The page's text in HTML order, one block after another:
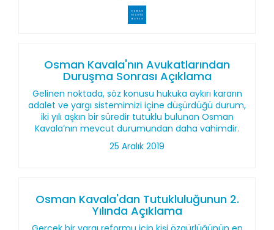
Osman Kavala'nın Avukatlarından
Duruşma Sonrası Açıklama
Gelinen noktada, söz konusu hukuka aykırı kararın
adalet ve yargı sistemimizi içine düşürdüğü durum,
iki yılı aşkın bir süredir tutuklu bulunan Osman
Kavala’nın mevcut durumundan daha vahimdir.
25 Aralık 2019
Osman Kavala'dan Tutukluluğunun 2.
Yılında Açıklama